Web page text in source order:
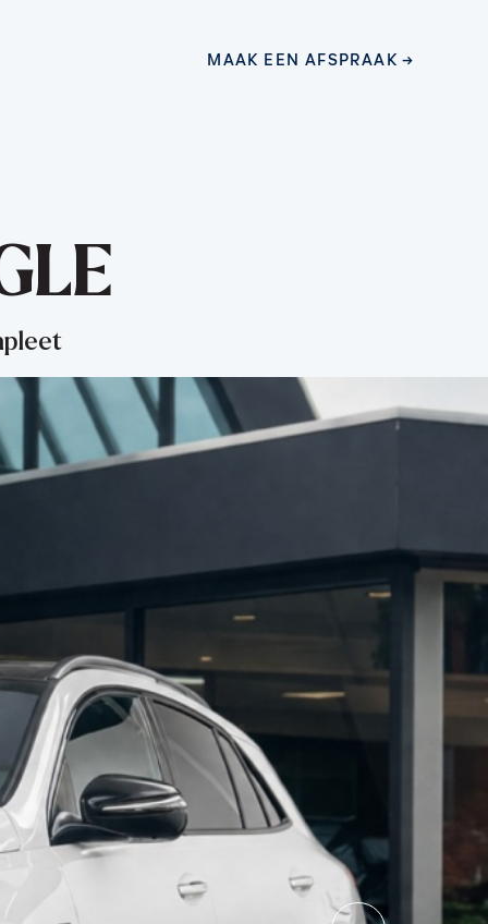
MAAK EEN AFSPRAAK
MAAK EEN AFSPRAAK